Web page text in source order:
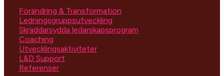
Förändring & Transformation
Ledningsgruppsutveckling
Skräddarsydda ledarskapsprogram
Coaching
Utvecklingsaktiviteter
L&D Support
Referenser